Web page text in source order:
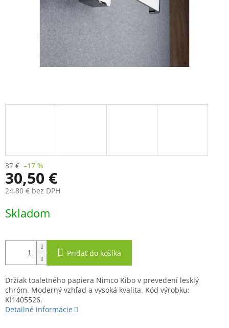
37 € –17 %
30,50 €
24,80 € bez DPH
cena:
Skladom
Pridať do košíka
Držiak toaletného papiera Nimco Kibo v prevedení lesklý
chróm. Moderný vzhľad a vysoká kvalita. Kód výrobku:
KI1405526.
Detailné informácie